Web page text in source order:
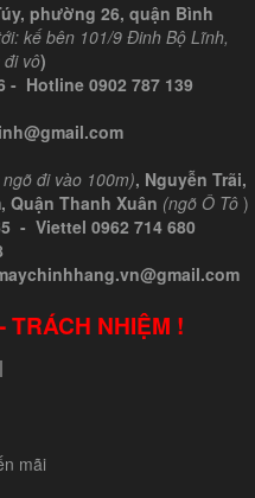
phường 26, quận Bình
kế bên 101/9 Đinh Bộ Lĩnh,
đi vô)
- Hotline 0902 787 139
đi vào 100m), Nguyễn Trãi,
Quận Thanh Xuân (ngõ Ô Tô )
- Viettel 0962 714 680
TRÁCH NHIỆM !
|
mãi